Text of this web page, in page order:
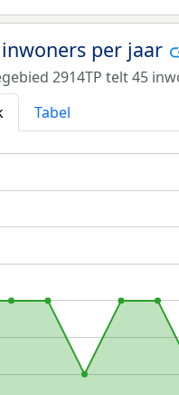
per jaar
2914TP telt 45
Tabel